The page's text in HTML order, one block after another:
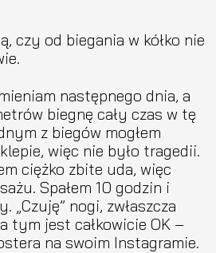
czy od biegania w kółko nie
następnego dnia, a
biegnę cały czas w tę
z biegów mogłem
więc nie było tragedii.
ciężko zbite uda, więc
Spałem 10 godzin i
„Czuję” nogi, zwłaszcza
tym jest całkowicie OK –
na swoim Instagramie.